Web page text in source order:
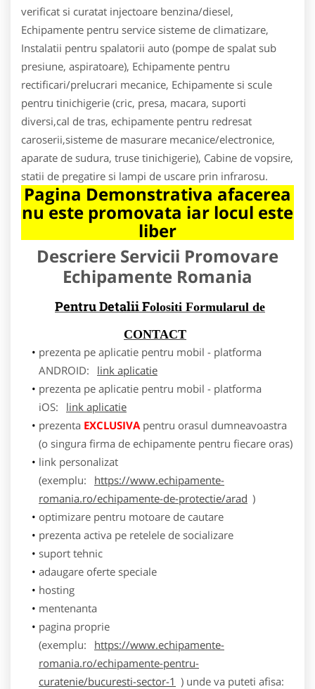
verificat si curatat injectoare benzina/diesel,
Echipamente pentru service sisteme de climatizare,
Instalatii pentru spalatorii auto (pompe de spalat sub
presiune, aspiratoare), Echipamente pentru
rectificari/prelucrari mecanice, Echipamente si scule
pentru tinichigerie (cric, presa, macara, suporti
diversi,cal de tras, echipamente pentru redresat
caroserii,sisteme de masurare mecanice/electronice,
aparate de sudura, truse tinichigerie), Cabine de vopsire,
statii de pregatire si lampi de uscare prin infrarosu.
Pagina Demonstrativa afacerea
nu este promovata iar locul este
liber
Descriere Servicii Promovare
Echipamente Romania
Pentru Detalii Folositi Formularul de
CONTACT
prezenta pe aplicatie pentru mobil - platforma
ANDROID:
link aplicatie
prezenta pe aplicatie pentru mobil - platforma
iOS:
link aplicatie
prezenta EXCLUSIVApentru orasul dumneavoastra
(o singura firma de echipamente pentru fiecare oras)
link personalizat
(exemplu:
https://www.echipamente-
romania.ro/echipamente-de-protectie/arad )
optimizare pentru motoare de cautare
prezenta activa pe retelele de socializare
suport tehnic
adaugare oferte speciale
hosting
mentenanta
pagina proprie
(exemplu:
https://www.echipamente-
romania.ro/echipamente-pentru-
curatenie/bucuresti-sector-1 ) unde va puteti afisa: